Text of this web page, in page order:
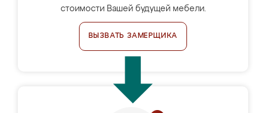
стоимости Вашей будущей мебели.
ВЫЗВАТЬ ЗАМЕРЩИКА